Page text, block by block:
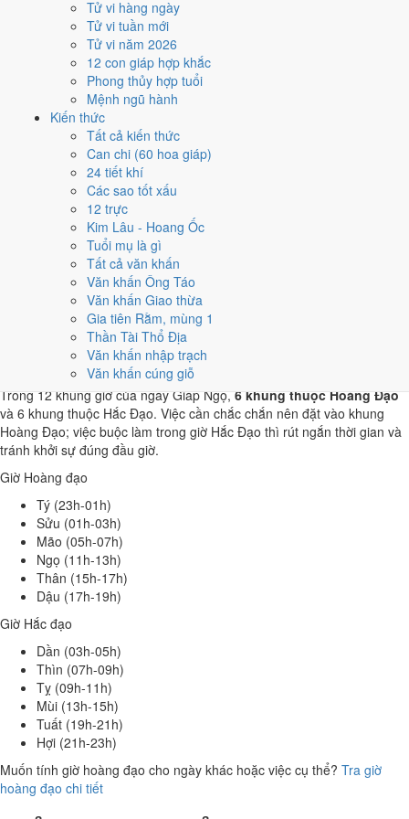
Tử vi hàng ngày
Tử vi tuần mới
Tử vi năm 2026
12 con giáp hợp khắc
Phong thủy hợp tuổi
Mệnh ngũ hành
Kiến thức
Tất cả kiến thức
Can chi (60 hoa giáp)
24 tiết khí
Các sao tốt xấu
12 trực
Kim Lâu - Hoang Ốc
Tuổi mụ là gì
Tất cả văn khấn
Văn khấn Ông Táo
Văn khấn Giao thừa
Gia tiên Rằm, mùng 1
Thần Tài Thổ Địa
Văn khấn nhập trạch
Văn khấn cúng giỗ
giúp giảm phần xung của gia chủ. Cách chọn người mượn tuổi
xem tại
hướng dẫn xem tuổi làm nhà
Các cách trên dựa trên quy tắc lịch pháp truyền thống, mang tính
tham khảo văn hóa - tín ngưỡng, không thay thế quyết định chuyên
môn của bạn.
Giờ hoàng đạo ngày 17/9/2026 là
những giờ nào?
Ngày Giáp Ngọ có 6 giờ Hoàng Đạo
Mão (05h-07h), Ngọ (11h-13h), Thân (15h-17h), Dậu (17h-19h)
Khung dễ sắp xếp nhất trong giờ hành chính là
khung Hắc Đạo nên né khi ký kết hoặc xuất hành.
6 8 9 10 11 12 13 14
Hoàng đạo (tốt) Hắc đạo (xấu) Giờ hiện tại
6 giờ Hoàng Đạo và 6 giờ Hắc Đạo ngày
Giáp Ngọ
Trong 12 khung giờ của ngày Giáp Ngọ,6 khung thuộc Hoàng Đạo
và 6 khung thuộc Hắc Đạo. Việc cần chắc chắn nên đặt vào khung
Hoàng Đạo; việc buộc làm trong giờ Hắc Đạo thì rút ngắn thời gian và
tránh khởi sự đúng đầu giờ.
Giờ Hoàng đạo
Tý (23h-01h)
Sửu (01h-03h)
Mão (05h-07h)
Ngọ (11h-13h)
Thân (15h-17h)
Dậu (17h-19h)
Giờ Hắc đạo
Dần (03h-05h)
Thìn (07h-09h)
Tỵ (09h-11h)
Mùi (13h-15h)
Tuất (19h-21h)
Hợi (21h-23h)
Muốn tính giờ hoàng đạo cho ngày khác hoặc việc cụ thể? Tra giờ
hoàng đạo chi tiết